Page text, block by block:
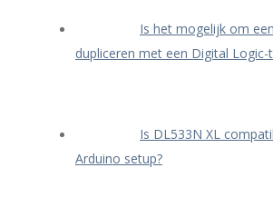
Is het mogelijk om
dupliceren met een Digital Logic-
Is DL533N XL
Arduino setup?